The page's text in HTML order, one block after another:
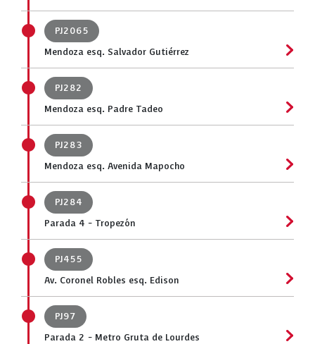
PJ2065
Mendoza esq. Salvador Gutiérrez
PJ282
Mendoza esq. Padre Tadeo
PJ283
Mendoza esq. Avenida Mapocho
PJ284
Parada 4 - Tropezón
PJ455
Av. Coronel Robles esq. Edison
PJ97
Parada 2 - Metro Gruta de Lourdes